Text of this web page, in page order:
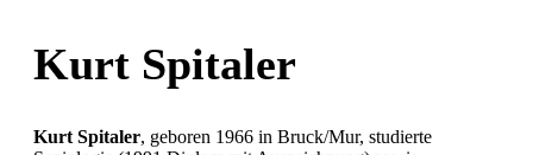
Kurt Spitaler
Kurt Spitaler, geboren 1966 in Bruck/Mur, studierte